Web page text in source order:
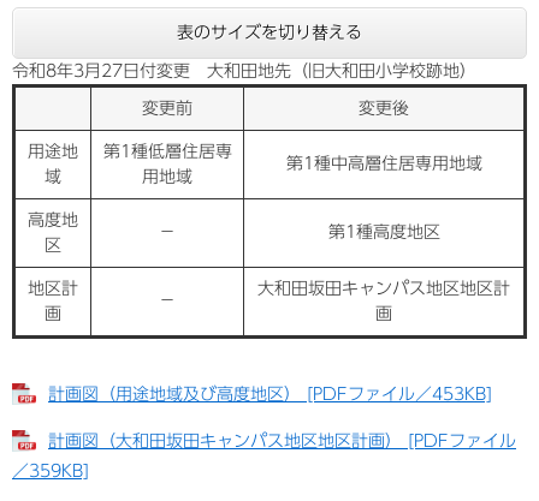
表のサイズを切り替える
令和8年3月27日付変更 大和田地先（旧大和田小学校跡地）
変更前 変更後
用途地
域
第1種低層住居専
用地域
第1種中高層住居専用地域
高度地
区
− 第1種高度地区
地区計
画
−
大和田坂田キャンパス地区地区計
画
計画図（用途地域及び高度地区） [PDFファイル／453KB]
計画図（大和田坂田キャンパス地区地区計画） [PDFファイル
／359KB]